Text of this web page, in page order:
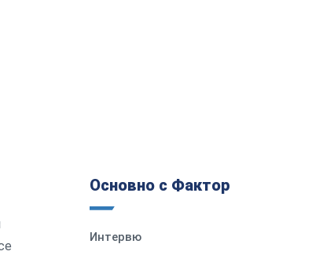
Основно с Фактор
Интервю